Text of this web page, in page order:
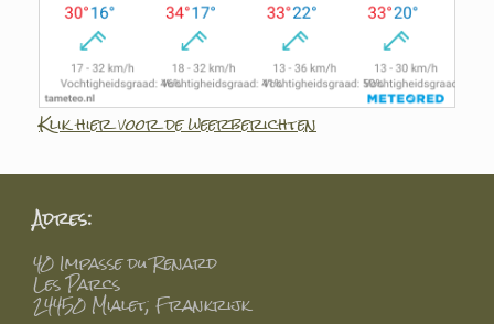
Klik hier voor de weerberichten
Adres:
40 Impasse du Renard
Les Parcs
24450 Mialet, Frankrijk